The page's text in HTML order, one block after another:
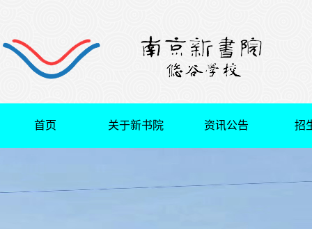
首页 关于新书院 资讯公告 招